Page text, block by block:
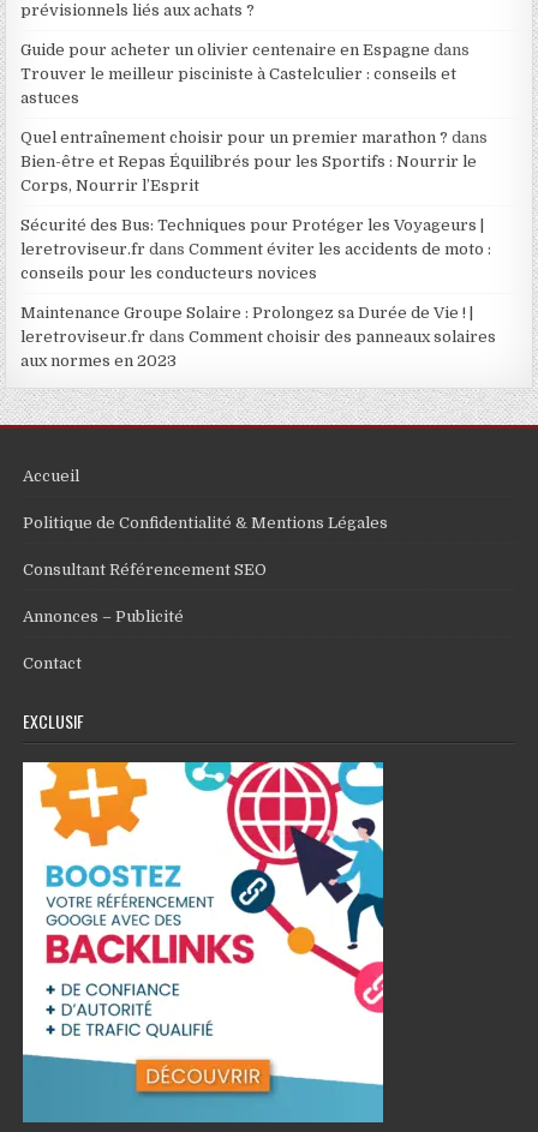
prévisionnels liés aux achats ?
Guide pour acheter un olivier centenaire en Espagne dans
Trouver le meilleur pisciniste à Castelculier : conseils et
astuces
Quel entraînement choisir pour un premier marathon ? dans
Bien-être et Repas Équilibrés pour les Sportifs : Nourrir le
Corps, Nourrir l’Esprit
Sécurité des Bus: Techniques pour Protéger les Voyageurs |
leretroviseur.fr dansComment éviter les accidents de moto :
conseils pour les conducteurs novices
Maintenance Groupe Solaire : Prolongez sa Durée de Vie ! |
leretroviseur.fr dansComment choisir des panneaux solaires
aux normes en 2023
Accueil
Politique de Confidentialité & Mentions Légales
Consultant Référencement SEO
Annonces – Publicité
Contact
EXCLUSIF